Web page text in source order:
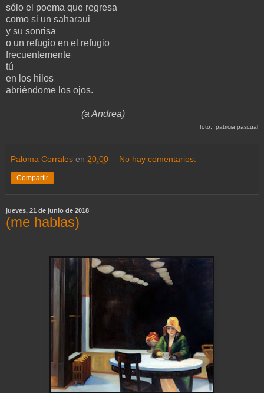
sólo el poema que regresa
como si un saharaui
y su sonrisa
o un refugio en el refugio
frecuentemente
tú
en los hilos
abriéndome los ojos.
(a Andrea)
foto: patricia pascual
Paloma Corrales en 20:00 No hay comentarios:
Compartir
jueves, 21 de junio de 2018
(me hablas)